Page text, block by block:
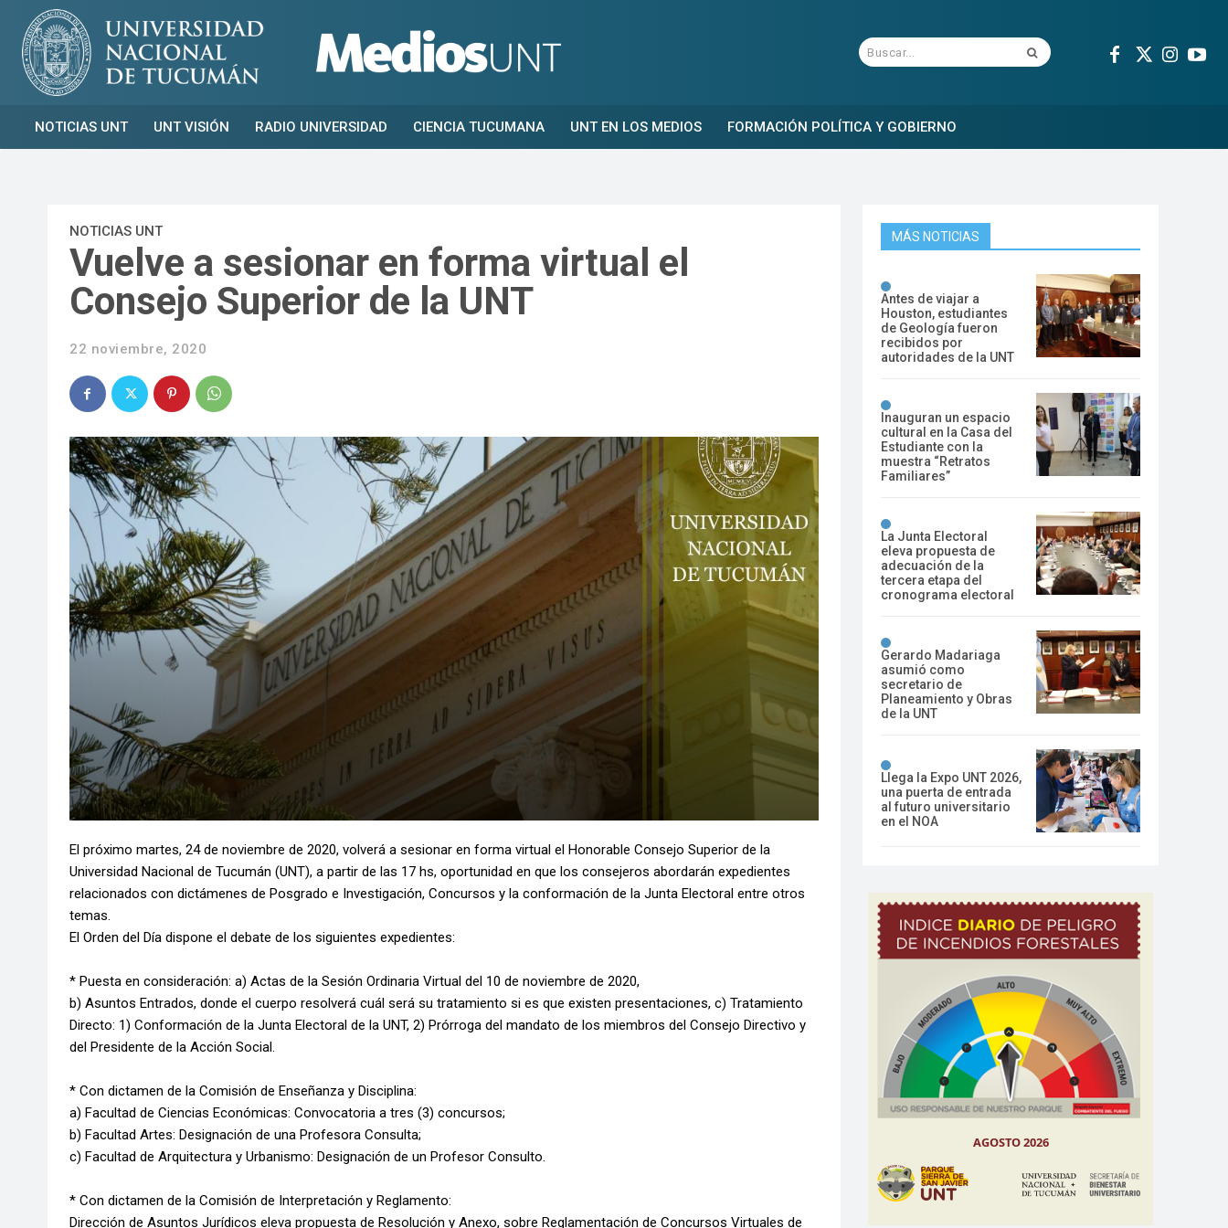
Buscar...
NOTICIAS UNT UNT VISIÓN RADIO UNIVERSIDAD CIENCIA TUCUMANA UNT EN LOS MEDIOS FORMACIÓN POLÍTICA Y GOBIERNO
NOTICIAS UNT
Vuelve a sesionar en forma virtual el
Consejo Superior de la UNT
22 noviembre, 2020
El próximo martes, 24 de noviembre de 2020, volverá a sesionar en forma virtual el Honorable Consejo Superior de la
Universidad Nacional de Tucumán (UNT), a partir de las 17 hs, oportunidad en que los consejeros abordarán expedientes
relacionados con dictámenes de Posgrado e Investigación, Concursos y la conformación de la Junta Electoral entre otros
temas.
El Orden del Día dispone el debate de los siguientes expedientes:
* Puesta en consideración: a) Actas de la Sesión Ordinaria Virtual del 10 de noviembre de 2020,
b) Asuntos Entrados, donde el cuerpo resolverá cuál será su tratamiento si es que existen presentaciones, c) Tratamiento
Directo: 1) Conformación de la Junta Electoral de la UNT, 2) Prórroga del mandato de los miembros del Consejo Directivo y
del Presidente de la Acción Social.
* Con dictamen de la Comisión de Enseñanza y Disciplina:
a) Facultad de Ciencias Económicas: Convocatoria a tres (3) concursos;
b) Facultad Artes: Designación de una Profesora Consulta;
c) Facultad de Arquitectura y Urbanismo: Designación de un Profesor Consulto.
* Con dictamen de la Comisión de Interpretación y Reglamento:
Dirección de Asuntos Jurídicos eleva propuesta de Resolución y Anexo, sobre Reglamentación de Concursos Virtuales de
MÁS NOTICIAS
Antes de viajar a
Houston, estudiantes
de Geología fueron
recibidos por
autoridades de la UNT
Inauguran un espacio
cultural en la Casa del
Estudiante con la
muestra “Retratos
Familiares”
La Junta Electoral
eleva propuesta de
adecuación de la
tercera etapa del
cronograma electoral
Gerardo Madariaga
asumió como
secretario de
Planeamiento y Obras
de la UNT
Llega la Expo UNT 2026,
una puerta de entrada
al futuro universitario
en el NOA